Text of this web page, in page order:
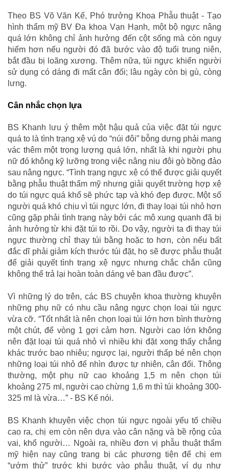
Theo BS Võ Văn Kế, Phó trưởng Khoa Phẫu thuật - Tạo
hình thẩm mỹ BV Đa khoa Vạn Hạnh, một bộ ngực nâng
quá lớn không chỉ ảnh hưởng đến cột sống mà còn nguy
hiểm hơn nếu người đó đã bước vào độ tuổi trung niên,
bắt đầu bị loãng xương. Thêm nữa, túi ngực khiến người
sử dụng có dáng đi mất cân đối; lâu ngày còn bị gù, còng
lưng.
Cân nhắc chọn lựa
BS Khanh lưu ý thêm một hậu quả của việc đặt túi ngực
quá to là tình trạng xệ vú do “núi đôi” bỗng dưng phải mang
vác thêm một trọng lượng quá lớn, nhất là khi người phụ
nữ đó không kỹ lưỡng trong việc nâng niu đôi gò bồng đảo
sau nâng ngực. “Tình trạng ngực xệ có thể được giải quyết
bằng phẫu thuật thẩm mỹ nhưng giải quyết trường hợp xệ
do túi ngực quá khổ sẽ phức tạp và khó đẹp được. Một số
người quá khó chịu vì túi ngực lớn, đi thay loại túi nhỏ hơn
cũng gặp phải tình trạng này bởi các mô xung quanh đã bị
ảnh hưởng từ khi đặt túi to rồi. Do vậy, người ta đi thay túi
ngực thường chỉ thay túi bằng hoặc to hơn, còn nếu bất
đắc dĩ phải giảm kích thước túi đặt, họ sẽ được phẫu thuật
để giải quyết tình trạng xệ ngực nhưng chắc chắn cũng
không thể trả lại hoàn toàn dáng vẻ ban đầu được”.
Vì những lý do trên, các BS chuyên khoa thường khuyên
những phụ nữ có nhu cầu nâng ngực chọn loại túi ngực
vừa cỡ. “Tốt nhất là nên chọn loại túi lớn hơn bình thường
một chút, để vòng 1 gợi cảm hơn. Người cao lớn không
nên đặt loại túi quá nhỏ vì nhiều khi đặt xong thấy chẳng
khác trước bao nhiêu; ngược lại, người thấp bé nên chọn
những loại túi nhỏ để nhìn được tự nhiên, cân đối. Thông
thường, một phụ nữ cao khoảng 1,5 m nên chọn túi
khoảng 275 ml, người cao chừng 1,6 m thì túi khoảng 300-
325 ml là vừa…” - BS Kế nói.
BS Khanh khuyên việc chọn túi ngực ngoài yếu tố chiều
cao ra, chị em còn nên dựa vào cân nặng và bề rộng của
vai, khổ người… Ngoài ra, nhiều đơn vị phẫu thuật thẩm
mỹ hiện nay cũng trang bị các phương tiện để chị em
“ướm thử” trước khi bước vào phẫu thuật, ví dụ như